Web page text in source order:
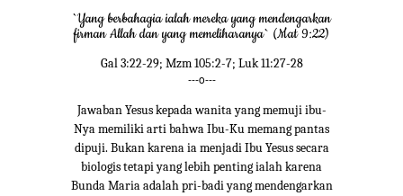
`Yang berbahagia ialah mereka yang mendengarkan
firman Allah dan yang memeliharanya` (Mat 9:22)
Gal 3:22-29; Mzm 105:2-7; Luk 11:27-28
---o---
Jawaban Yesus kepada wanita yang memuji ibu-
Nya memiliki arti bahwa Ibu-Ku memang pantas
dipuji. Bukan karena ia menjadi Ibu Yesus secara
biologis tetapi yang lebih penting ialah karena
Bunda Maria adalah pri-badi yang mendengarkan